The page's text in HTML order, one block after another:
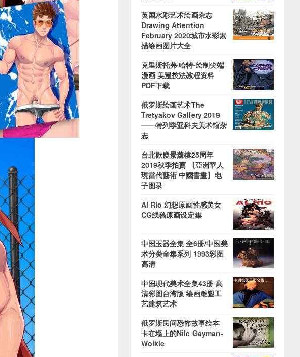
英国水彩艺术绘画杂志
Drawing Attention
February 2020城市水彩素
描绘画图片大全
克里斯托弗·哈特-绘制尖端
漫画 美漫技法教程资料
PDF下载
俄罗斯绘画艺术The
Tretyakov Gallery 2019
——特列季亚科夫美术馆杂
志
台北歡慶景薰樓25周年
2019秋季拍賣 【亞洲華人
現當代藝術 中國書畫】电
子图录
Al Rio 幻想原画性感美女
CG线稿原画设定集
中国玉器全集 全6册/中国美
术分类全集系列 1993彩图
高清
中国现代美术全集43册 高
清彩图台湾版 绘画雕塑工
艺建筑艺术
俄罗斯民间恐怖故事绘本
卡在墙上的Nile Gayman-
Wolkie